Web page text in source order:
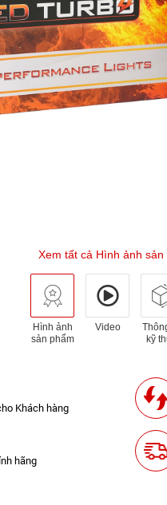
Xem tất cả Hình ảnh sản
Hình ảnh
sản phẩm
Video
kỹ
Khách hàng
hãng